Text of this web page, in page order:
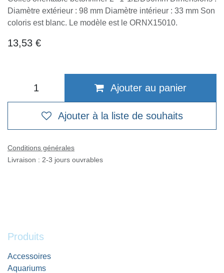
Diamètre extérieur : 98 mm Diamètre intérieur : 33 mm Son
coloris est blanc. Le modèle est le ORNX15010.
13,53 €
Ajouter au panier
Ajouter à la liste de souhaits
Conditions générales
Livraison : 2-3 jours ouvrables
Produits
Accessoires
Aquariums